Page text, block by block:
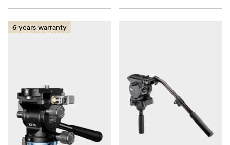
6 years warranty